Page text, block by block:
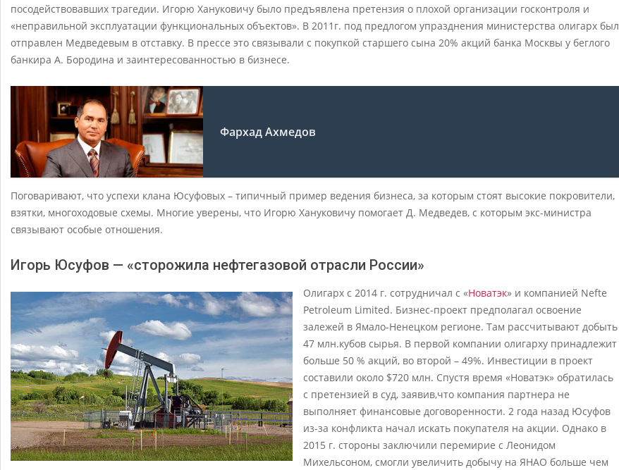
посодействовавших трагедии. Игорю Хануковичу было предъявлена претензия о плохой организации госконтроля и
«неправильной эксплуатации функциональных объектов». В 2011г. под предлогом упразднения министерства олигарх был
отправлен Медведевым в отставку. В прессе это связывали с покупкой старшего сына 20% акций банка Москвы у беглого
банкира А. Бородина и заинтересованностью в бизнесе.
Фархад Ахмедов
Поговаривают, что успехи клана Юсуфовых – типичный пример ведения бизнеса, за которым стоят высокие покровители,
взятки, многоходовые схемы. Многие уверены, что Игорю Хануковичу помогает Д. Медведев, с которым экс-министра
связывают особые отношения.
Игорь Юсуфов — «сторожила нефтегазовой отрасли России»
Олигарх с 2014 г. сотрудничал с «Новатэк» и компанией Nefte
Petroleum Limited. Бизнес-проект предполагал освоение
залежей в Ямало-Ненецком регионе. Там рассчитывают добыть
47 млн.кубов сырья. В первой компании олигарху принадлежит
больше 50 % акций, во второй – 49%. Инвестиции в проект
составили около $720 млн. Спустя время «Новатэк» обратилась
с претензией в суд, заявив,что компания партнера не
выполняет финансовые договоренности. 2 года назад Юсуфов
из-за конфликта начал искать покупателя на акции. Однако в
2015 г. стороны заключили перемирие с Леонидом
Михельсоном, смогли увеличить добычу на ЯНАО больше чем